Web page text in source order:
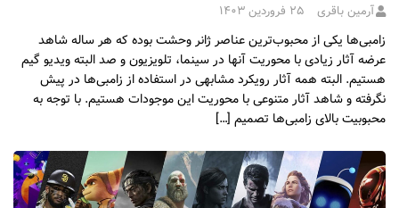
آرمین باقری ۲۵ فروردین ۱۴۰۳
زامبی‌ها یکی از محبوب‌ترین عناصر ژانر وحشت بوده که هر ساله شاهد
عرضه آثار زیادی با محوریت آنها در سینما، تلویزیون و صد البته ویدیو گیم
هستیم. البته همه آثار رویکرد مشابهی در استفاده از زامبی‌ها در پیش
نگرفته و شاهد آثار متنوعی با محوریت این موجودات هستیم. با توجه به
محبوبیت بالای زامبی‌ها تصمیم […]